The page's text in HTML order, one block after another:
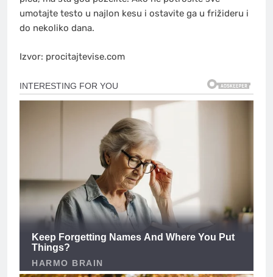
umotajte testo u najlon kesu i ostavite ga u frižideru i
do nekoliko dana.
Izvor: procitajtevise.com